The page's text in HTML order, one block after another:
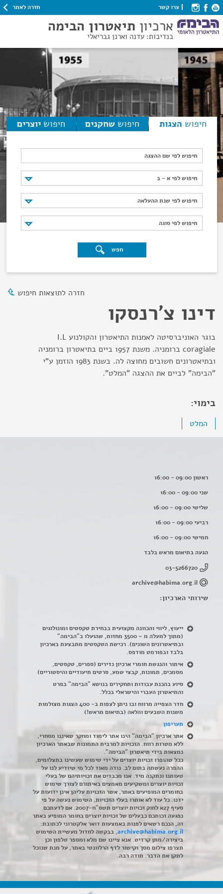
צרו קשר חזרה לאתר
ארכיון תיאטרון הבימה
בנדיבות: עדנה וארנן גבריאלי
חיפוש הצגות חיפוש שחקנים חיפוש יוצרים
חיפוש לפי שם ההצגה
חיפוש לפי א - ב
חיפוש לפי א - ב
חיפוש לפי שנת ההעלאה
חיפוש לפי שנת ההעלאה
חיפוש לפי סוגה
חיפוש לפי סוגה
חפש
חזרה לתוצאות חיפוש
דינו צ'רנסקו
בוגר האוניברסיטה לאמנות התיאטרון והקולנוע I.L
coragiale ברומניה. משנת 1957 ביים בתיאטרון ברומניה
ובתיאטרונים חשובים מחוצה לה. בשנת 1983 הוזמן ע"י
"הבימה" לביים את ההצגה "המלט".
בימוי:
המלט
ראשון 09:00 - 16:00
שני 09:00 - 16:00
שלישי 09:00 - 16:00
רביעי 09:00 - 16:00
חמישי 09:00 - 16:00
הגעה בתיאום מראש בלבד
03-5266720
archive@habima.org.il
שירותי הארכיון:
ייעוץ, ליווי והכוונה מקצועית בבחירת טקסטים ומונולוגים
(מתוך למעלה מ – 3500 מחזות, שהועלו ב"הבימה"
ובתיאטרונים השונים). רכישת הטקסטים מתבצעת בארכיון
בלבד ובפורמט מודפס.
איתור והנגשת חומרי ארכיון נדירים (ספרים, טקסטים,
מסמכים, תמונות, קבצי שמע, סרטים תיעודיים והיסטוריים)
סיוע בהכנת עבודות ותחקירים בנושא "הבימה" בפרט
והתיאטרון העברי והישראלי בכלל.
חדר הצפייה מרווח ובו ניתן לצפות ב- 400 הצגות מצולמות
משנות השבעים והלאה (בתיאום מראש!)
תעריפון
אתר ארכיון "הבימה" הינו אתר לימוד ומחקר שאיננו מסחרי,
ללא מטרות רווח. הזכויות למרבית התמונות שבאתר הארכיון
נמצאות בידי תיאטרון "הבימה".
ככל שהופרו זכויות יוצרים על ידי שימוש שעשינו בתצלומים,
ההפרה נעשתה בתום לב. נודה מאוד לכל מי שיודיע לנו על
טעותנו ונתקנה מיד. אנו מכבדים את זכויותיהם של בעלי
זכויות יוצרים ומשקיעים מאמצים באיתורם לצורך שימוש
בחומרים המופיעים באתר, אשר הזכויות עליהן אינן ידועות על
ידנו. כל עוד לא אותרו בעלי הזכויות, השימוש נעשה על פי
סעיף 27א לחוק זכויות יוצרים תשס"ח-2007. אם לדעתכם
נפגעה זכותכם כבעלים של זכויות יוצרים בחומר המופיע באתר
זה, הנכם רשאים לפנות באמצעות דואר אלקטרוני לכתובת:
archive@habima.org.il, בבקשה לחדול מעשיית השימוש
ביצירה/מתן קרדיט. אנא ציינו שם מלא ומספר טלפון וכן
תצרפו צילום מסך וקישור לדף הרלוונטי באתר, על מנת שנוכל
לתקן את הדבר. תודה רבה.